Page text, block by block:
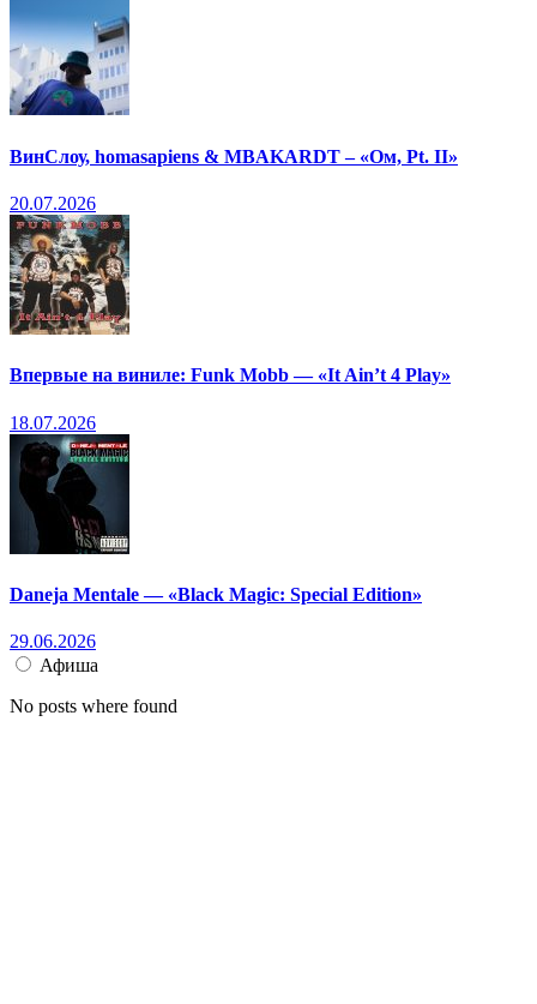
ВинСлоу, homasapiens & MBAKARDT – «Ом, Pt. II»
20.07.2026
Впервые на виниле: Funk Mobb — «It Ain’t 4 Play»
18.07.2026
Daneja Mentale — «Black Magic: Special Edition»
29.06.2026
Афиша
No posts where found